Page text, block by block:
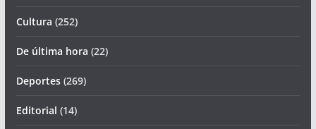
Cultura (252)
De última hora (22)
Deportes(269)
Editorial (14)